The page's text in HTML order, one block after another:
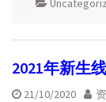
2021年新生
21/10/2020